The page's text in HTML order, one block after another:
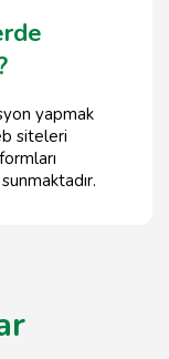
yapmak
siteleri